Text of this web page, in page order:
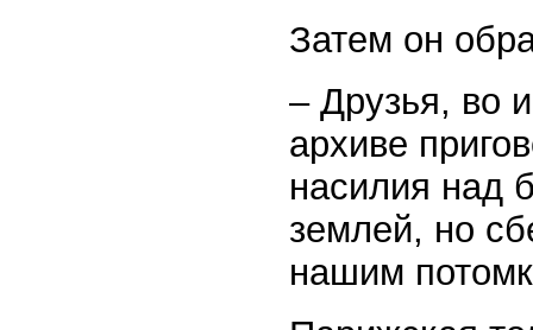
Затем он
– Друзья, во
архиве
насилия над
землей, но
нашим